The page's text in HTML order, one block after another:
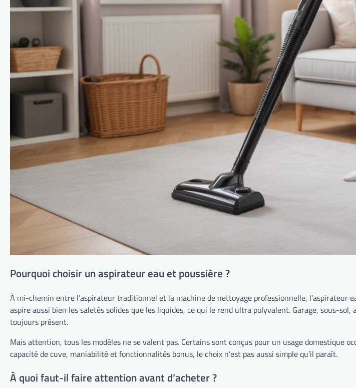
Pourquoi choisir un aspirateur eau et poussière ?
À mi-chemin entre l’aspirateur traditionnel et la machine de nettoyage professionnelle, l’aspirateur
aspire aussi bien les saletés solides que les liquides, ce qui le rend ultra polyvalent. Garage, sous-
toujours présent.
Mais attention, tous les modèles ne se valent pas. Certains sont conçus pour un usage domestique
capacité de cuve, maniabilité et fonctionnalités bonus, le choix n’est pas aussi simple qu’il paraît.
À quoi faut-il faire attention avant d’acheter ?